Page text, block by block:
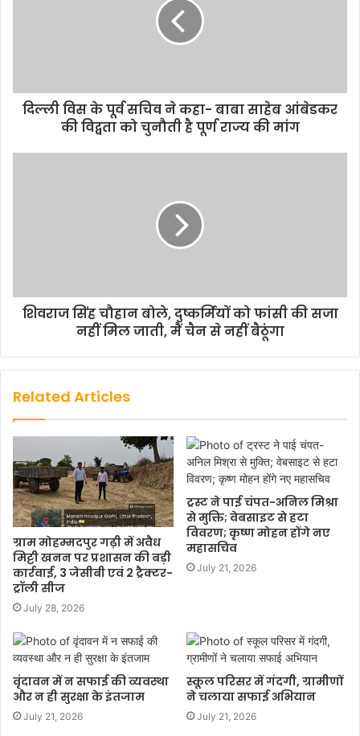
दिल्ली विस के पूर्व सचिव ने कहा- बाबा साहेब आंबेडकर
की विद्वता को चुनौती है पूर्ण राज्य की मांग
शिवराज सिंह चौहान बोले, दुष्कर्मियों को फांसी की सजा
नहीं मिल जाती, मैं चैन से नहीं बैठूंगा
Related Articles
ग्राम मोहम्मदपुर गढ़ी में अवैध
मिट्टी खनन पर प्रशासन की बड़ी
कार्रवाई, 3 जेसीबी एवं 2 ट्रैक्टर-
ट्रॉली सीज
July 28, 2026
ट्रस्ट ने पाई चंपत-अनिल मिश्रा
से मुक्ति; वेबसाइट से हटा
विवरण; कृष्ण मोहन होंगे नए
महासचिव
July 21, 2026
वृंदावन में न सफाई की व्यवस्था
और न ही सुरक्षा के इंतजाम
July 21, 2026
स्कूल परिसर में गंदगी, ग्रामीणों
ने चलाया सफाई अभियान
July 21, 2026